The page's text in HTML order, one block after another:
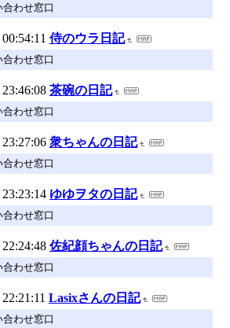
合わせ窓口
侍のウラ日記
合わせ窓口
茶碗の日記
合わせ窓口
衆ちゃんの日記
合わせ窓口
ゆゆヲタの日記
合わせ窓口
佐紀顔ちゃんの日記
合わせ窓口
Lasixさんの日記
合わせ窓口